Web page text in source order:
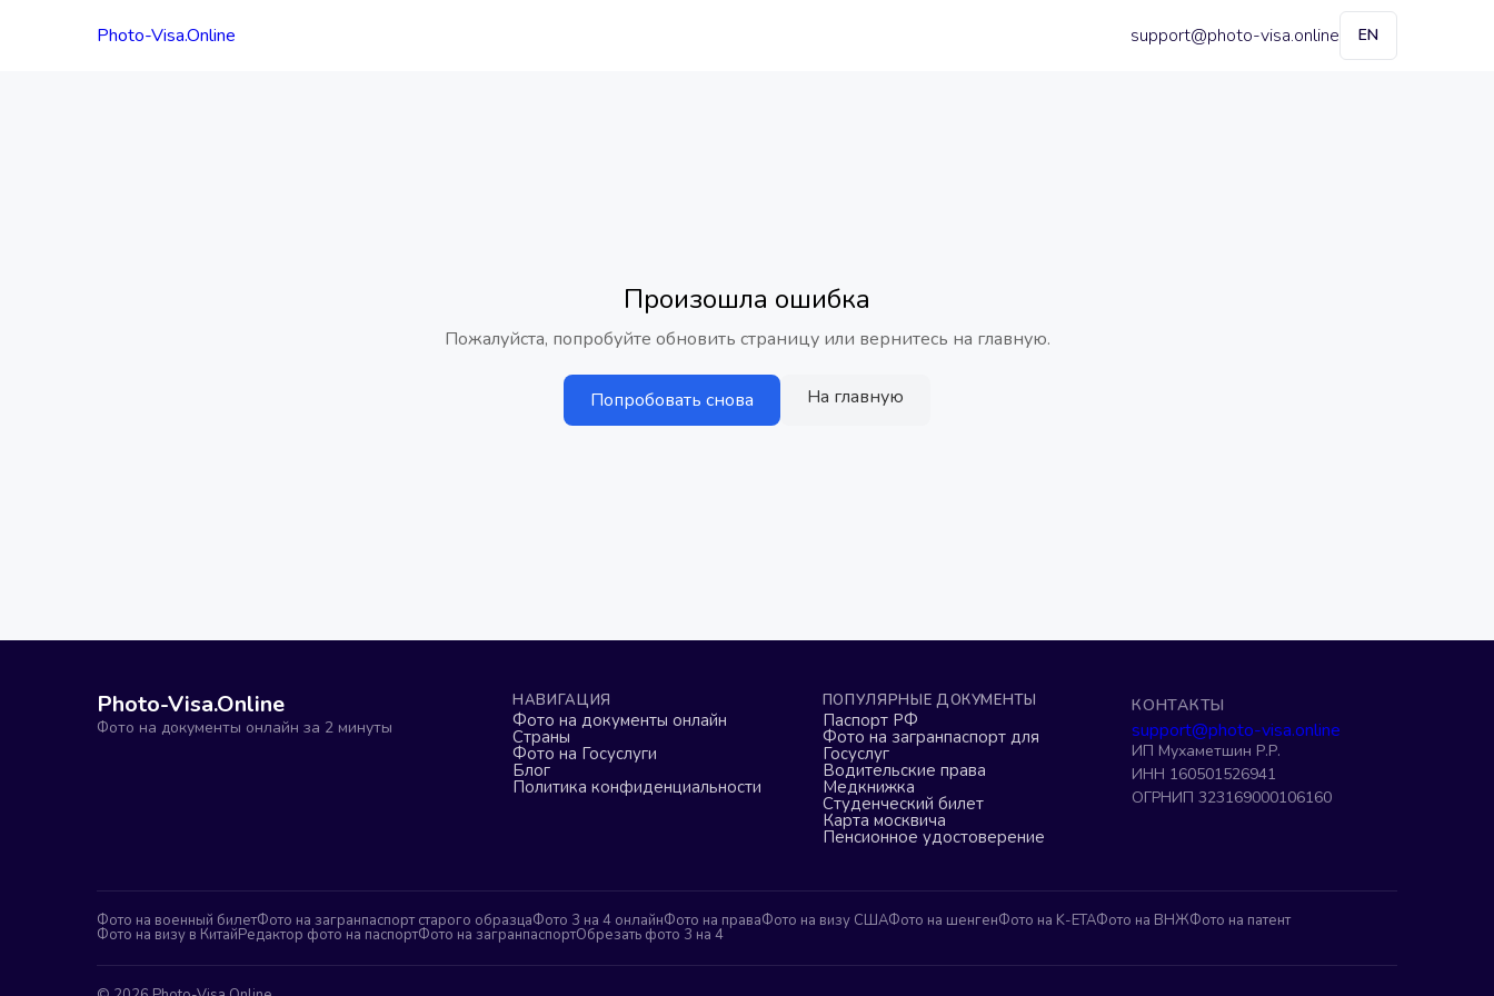
Photo-Visa.Online support@photo-visa.online EN
Произошла ошибка
Пожалуйста, попробуйте обновить страницу или вернитесь на главную.
Попробовать снова На главную
Photo-Visa.Online
Фото на документы онлайн за 2 минуты
НАВИГАЦИЯ
Фото на документы онлайн
Страны
Фото на Госуслуги
Блог
Политика конфиденциальности
ПОПУЛЯРНЫЕ ДОКУМЕНТЫ
Паспорт РФ
Фото на загранпаспорт для
Госуслуг
Водительские права
Медкнижка
Студенческий билет
Карта москвича
Пенсионное удостоверение
КОНТАКТЫ
support@photo-visa.online
ИП Мухаметшин Р.Р.
ИНН 160501526941
ОГРНИП 323169000106160
Фото на военный билетФото на загранпаспорт старого образцаФото 3 на 4 онлайнФото на праваФото на визу СШАФото на шенгенФото на K-ETAФото на ВНЖФото на патент
Фото на визу в КитайРедактор фото на паспортФото на загранпаспортОбрезать фото 3 на 4